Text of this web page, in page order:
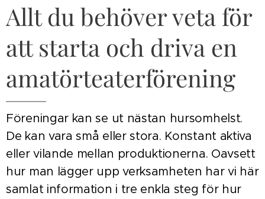
Allt du behöver veta för
att starta och driva en
amatörteaterförening
Föreningar kan se ut nästan hursomhelst.
De kan vara små eller stora. Konstant aktiva
eller vilande mellan produktionerna. Oavsett
hur man lägger upp verksamheten har vi här
samlat information i tre enkla steg för hur